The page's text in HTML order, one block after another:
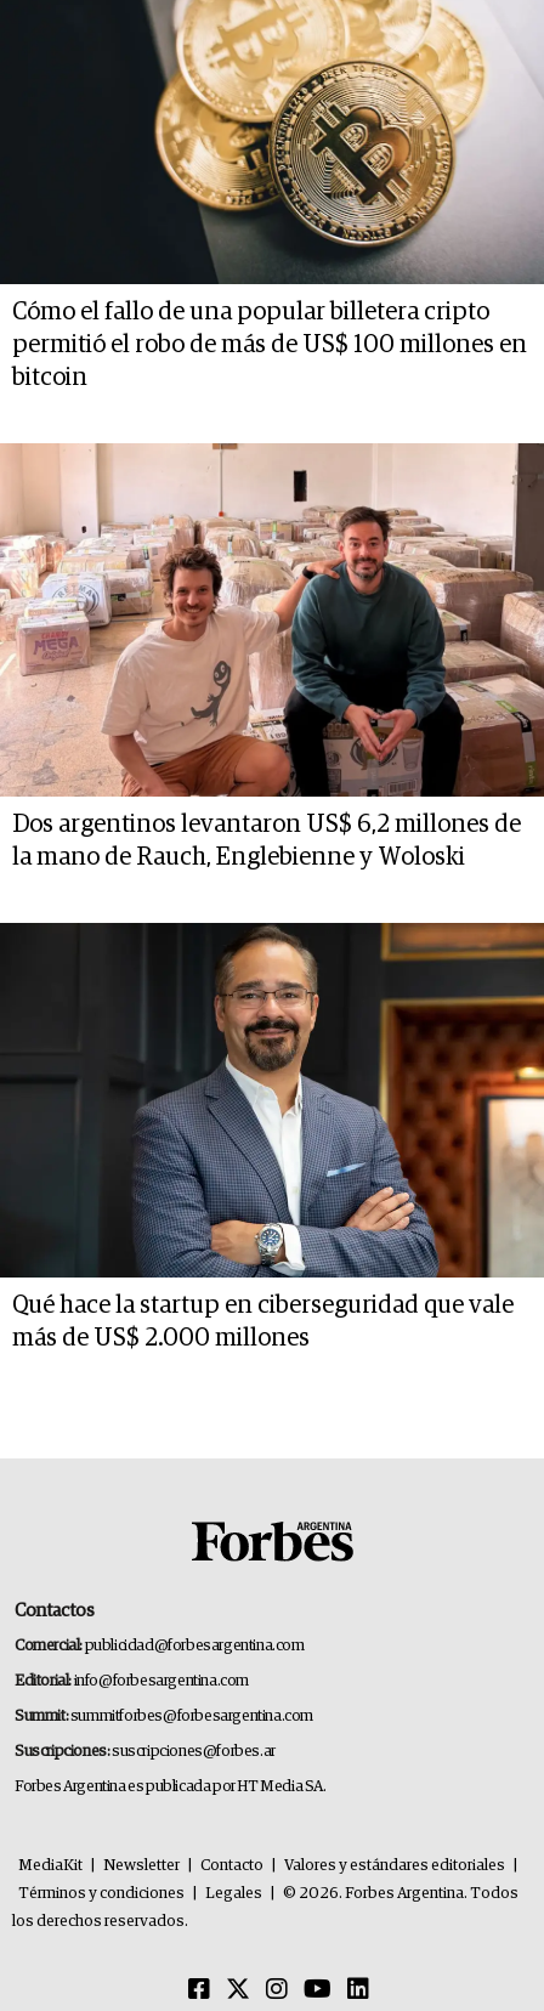
Cómo el fallo de una popular billetera cripto
permitió el robo de más de US$ 100 millones en
bitcoin
Dos argentinos levantaron US$ 6,2 millones de
la mano de Rauch, Englebienne y Woloski
Qué hace la startup en ciberseguridad que vale
más de US$ 2.000 millones
Contactos
Comercial:publicidad@forbesargentina.com
Editorial:info@forbesargentina.com
Summit:summitforbes@forbesargentina.com
Suscripciones:suscripciones@forbes.ar
Forbes Argentina es publicada por HT Media SA.
MediaKit Newsletter Contacto Valores y estándares editoriales
Términos y condiciones
Legales
© 2026. Forbes Argentina. Todos
los derechos reservados.